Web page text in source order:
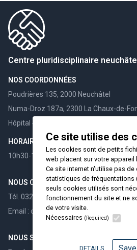
Ce site utilise des
Les cookies sont de petits
web placent sur votre appareil
Ce site internet n'utilise pas
statistiques de fréquentations
seuls cookies utilisés sont
fonctionnement du site et ne
de votre visite.
Nécessaires (Required)
DETAILS Save
Centre pluridisciplinaire
NOS COORDONNÉES
Poudrières 135, 2000 Neuchâtel
Numa-Droz 187a, 2300 La Chaux-de-
Hôpital 4, 2108 Couvet
HORAIRES
10h30-12h00 / 15h30-17h00
NOUS CONTACTER
Tél. 032 732 98 60
Email : cpno@hin.ch
NOUS SUIVRE